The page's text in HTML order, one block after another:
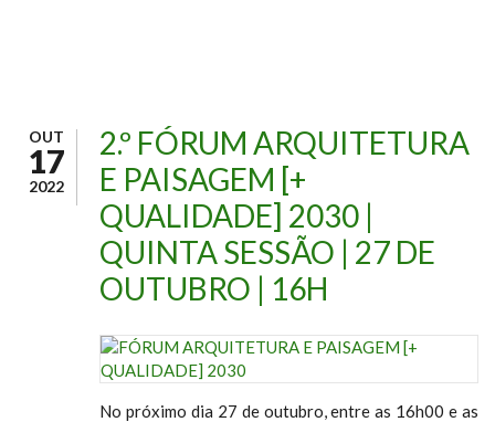
OUT
17
2022
2.º FÓRUM ARQUITETURA
E PAISAGEM [+
QUALIDADE] 2030 |
QUINTA SESSÃO | 27 DE
OUTUBRO | 16H
No próximo dia 27 de outubro, entre as 16h00 e as